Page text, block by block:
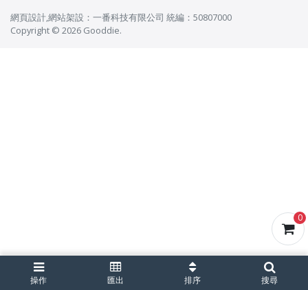
0
操作 匯出 排序 搜尋
網頁設計,網站架設 ： 一番科技有限公司 統編：50807000
Copyright © 2026 Gooddie.